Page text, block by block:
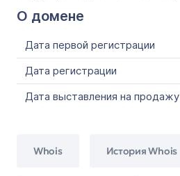
О домене
Дата первой регистрации
Дата регистрации
Дата выставления на продажу
Whois История Whois